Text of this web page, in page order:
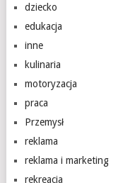
dziecko
edukacja
inne
kulinaria
motoryzacja
praca
Przemysł
reklama
reklama i marketing
rekreacja